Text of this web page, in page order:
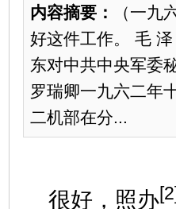
内容摘要：
（一九
好这件工作。 毛
东对中共中央军委
罗瑞卿一九六二年
二机部在分...
很好，照办